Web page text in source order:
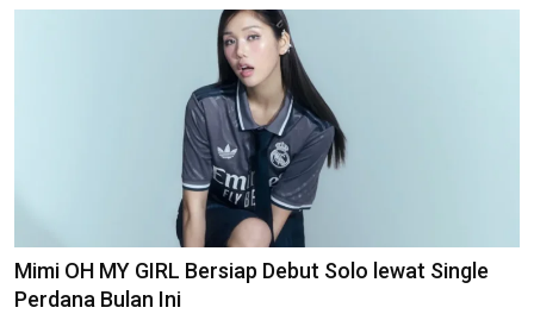
Mimi OH MY GIRL Bersiap Debut Solo lewat Single
Perdana Bulan Ini